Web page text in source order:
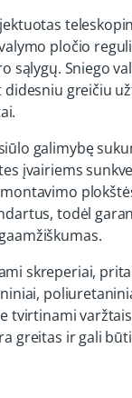
pločio
sąlygų. Sniego
didesniu greičiu
galimybę
įvairiems
todėl
skreperiai,
tvirtinami
greitas ir gali